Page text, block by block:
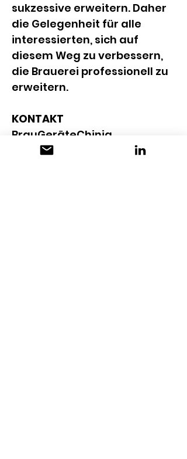
sukzessive erweitern. Daher
die Gelegenheit für alle
interessierten, sich auf
diesem Weg zu verbessern,
die Brauerei professionell zu
erweitern.
KONTAKT
BrauGeräteChinia
c/o RabenBrau GmbH